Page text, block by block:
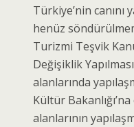
Türkiye’nin canını
henüz
Turizmi Teşvik
Değişiklik
alanlarında
Kültür
alanlarının